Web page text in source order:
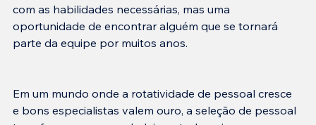
com as habilidades necessárias, mas uma
oportunidade de encontrar alguém que se tornará
Em um mundo onde a rotatividade de pessoal cresce
e bons especialistas valem ouro, a seleção de pessoal